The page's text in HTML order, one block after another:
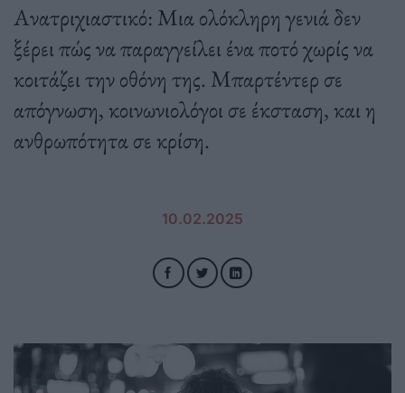
Ανατριχιαστικό: Μια ολόκληρη γενιά δεν
ξέρει πώς να παραγγείλει ένα ποτό χωρίς να
κοιτάζει την οθόνη της. Μπαρτέντερ σε
απόγνωση, κοινωνιολόγοι σε έκσταση, και η
ανθρωπότητα σε κρίση.
10.02.2025